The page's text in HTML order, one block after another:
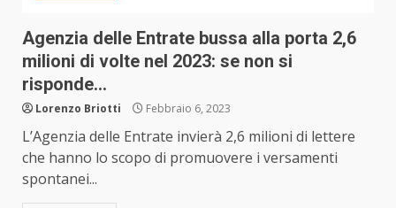
Agenzia delle Entrate bussa alla porta 2,6
milioni di volte nel 2023: se non si
risponde…
Lorenzo Briotti Febbraio 6, 2023
L’Agenzia delle Entrate invierà 2,6 milioni di lettere
che hanno lo scopo di promuovere i versamenti
spontanei...